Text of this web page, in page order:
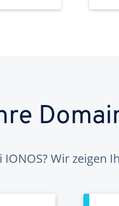
IONOS? Wir zeigen